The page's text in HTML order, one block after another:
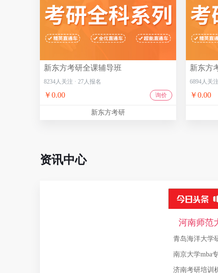
新东方考研全课辅导班
8234人关注 · 27人报名
￥0.00 询价
新东方考研
新东方
6894人关
￥0.00
资讯中心
河南师范
青岛海洋大学
个学校容易考
南京大学mba
制硕士有用吗
济南考研培训